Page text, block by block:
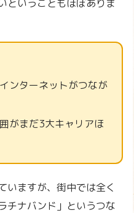
ということもほぼありま
ンターネットがつなが
がまだ3大キャリアほ
いますが、街中では全く
チナバンド」というつな